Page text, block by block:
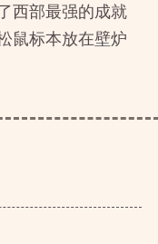
西部最强的成就
鼠标本放在壁炉